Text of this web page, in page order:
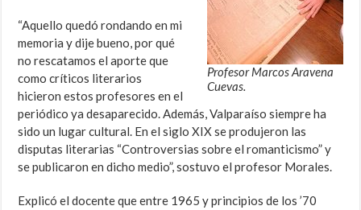
Profesor Marcos Aravena
Cuevas.
“Aquello quedó rondando en mi
memoria y dije bueno, por qué
no rescatamos el aporte que
como críticos literarios
hicieron estos profesores en el
periódico ya desaparecido. Además, Valparaíso siempre ha
sido un lugar cultural. En el siglo XIX se produjeron las
disputas literarias “Controversias sobre el romanticismo” y
se publicaron en dicho medio”, sostuvo el profesor Morales.
Explicó el docente que entre 1965 y principios de los ’70